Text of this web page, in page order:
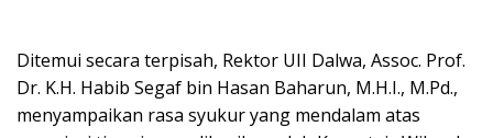
Ditemui secara terpisah, Rektor UII Dalwa, Assoc. Prof.
Dr. K.H. Habib Segaf bin Hasan Baharun, M.H.I., M.Pd.,
menyampaikan rasa syukur yang mendalam atas